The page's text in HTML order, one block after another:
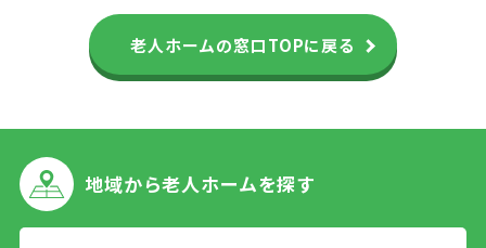
老人ホームの窓口TOPに戻る
地域から老人ホームを探す